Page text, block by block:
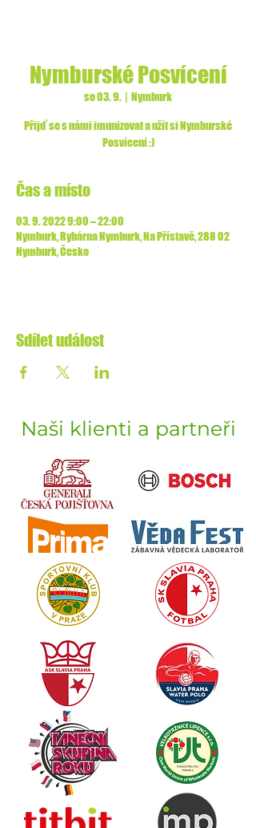
Nymburské Posvícení
so 03. 9.
  |
Nymburk
Přijď se s námi imunizovat a užít si Nymburské
Posvícení :)
Čas a místo
03. 9. 2022 9:00 – 22:00
Nymburk, Rybárna Nymburk, Na Přístavě, 288 02
Nymburk, Česko
Sdílet událost
Naši klienti a partneři